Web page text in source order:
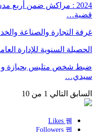
قضية…
غرفة التجارة والصناعة
الحصيلة السنوية للإدارة
ضبط شخص متلبس بحيازة و
سيدي…
السابق التالي 1 من 10